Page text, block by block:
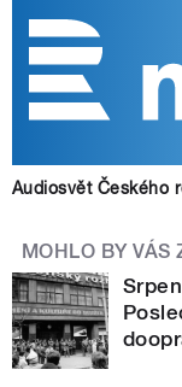
Audiosvět Českého
MOHLO BY VÁS